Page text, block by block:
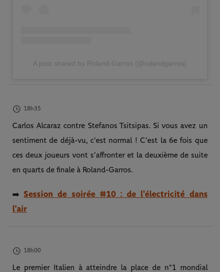
A post shared by Roland-Garros (@rolandgarros)
18h35
Carlos Alcaraz contre Stefanos Tsitsipas. Si vous avez un
sentiment de déjà-vu, c’est normal ! C’est la 6e fois que
ces deux joueurs vont s’affronter et la deuxième de suite
en quarts de finale à Roland-Garros.
➡️Session de soirée #10 : de l'électricité dans
l'air
18h00
Le premier Italien à atteindre la place de n°1 mondial